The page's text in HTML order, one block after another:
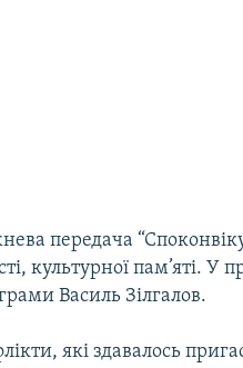
передача
культурної пам’яті. У
Василь Зілгалов.
які здавалось